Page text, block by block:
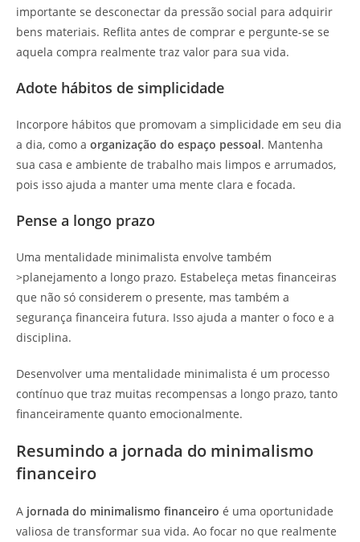
importante se desconectar da pressão social para adquirir
bens materiais. Reflita antes de comprar e pergunte-se se
aquela compra realmente traz valor para sua vida.
Adote hábitos de simplicidade
Incorpore hábitos que promovam a simplicidade em seu dia
a dia, como a organização do espaço pessoal. Mantenha
sua casa e ambiente de trabalho mais limpos e arrumados,
pois isso ajuda a manter uma mente clara e focada.
Pense a longo prazo
Uma mentalidade minimalista envolve também
>planejamento a longo prazo. Estabeleça metas financeiras
que não só considerem o presente, mas também a
segurança financeira futura. Isso ajuda a manter o foco e a
disciplina.
Desenvolver uma mentalidade minimalista é um processo
contínuo que traz muitas recompensas a longo prazo, tanto
financeiramente quanto emocionalmente.
Resumindo a jornada do minimalismo
financeiro
A jornada do minimalismo financeiro é uma oportunidade
valiosa de transformar sua vida. Ao focar no que realmente